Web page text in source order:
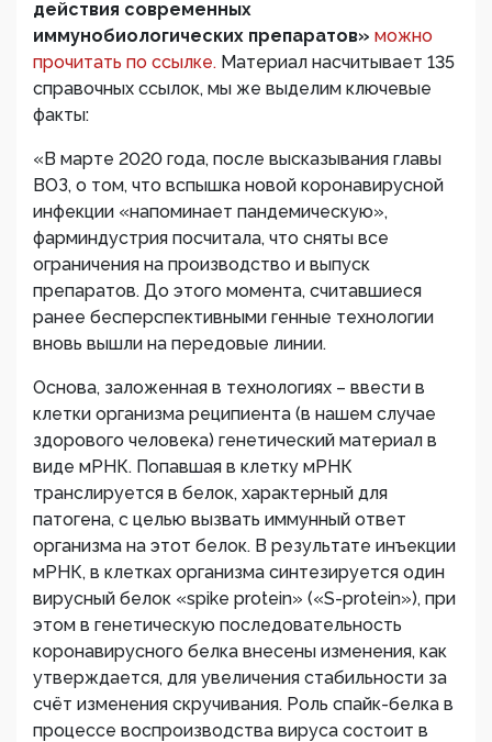
действия современных
иммунобиологических препаратов» можно
прочитать по ссылке. Материал насчитывает 135
справочных ссылок, мы же выделим ключевые
факты:
«В марте 2020 года, после высказывания главы
ВОЗ, о том, что вспышка новой коронавирусной
инфекции «напоминает пандемическую»,
фарминдустрия посчитала, что сняты все
ограничения на производство и выпуск
препаратов. До этого момента, считавшиеся
ранее бесперспективными генные технологии
вновь вышли на передовые линии.
Основа, заложенная в технологиях – ввести в
клетки организма реципиента (в нашем случае
здорового человека) генетический материал в
виде мРНК. Попавшая в клетку мРНК
транслируется в белок, характерный для
патогена, с целью вызвать иммунный ответ
организма на этот белок. В результате инъекции
мРНК, в клетках организма синтезируется один
вирусный белок «spike protein» («S-protein»), при
этом в генетическую последовательность
коронавирусного белка внесены изменения, как
утверждается, для увеличения стабильности за
счёт изменения скручивания. Роль спайк-белка в
процессе воспроизводства вируса состоит в